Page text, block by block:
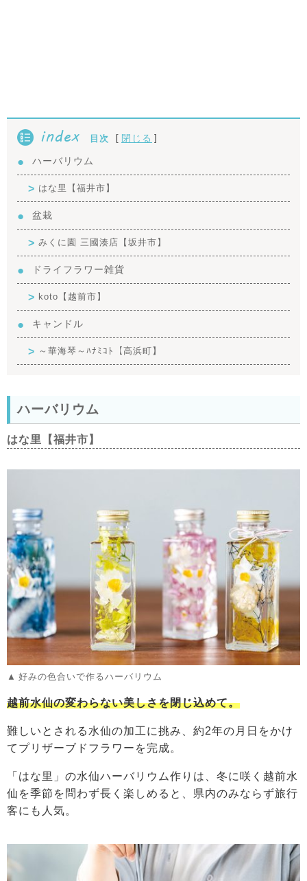
index 目次 [ 閉じる ]
ハーバリウム
はな里【福井市】
盆栽
みくに園 三國湊店【坂井市】
ドライフラワー雑貨
koto【越前市】
キャンドル
～華海琴～ﾊﾅﾐｺﾄ【高浜町】
ハーバリウム
はな里【福井市】
好みの色合いで作るハーバリウム
越前水仙の変わらない美しさを閉じ込めて。
難しいとされる水仙の加工に挑み、約2年の月日をかけ
てプリザーブドフラワーを完成。
「はな里」の水仙ハーバリウム作りは、冬に咲く越前水
仙を季節を問わず長く楽しめると、県内のみならず旅行
客にも人気。